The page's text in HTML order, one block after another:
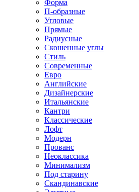
Форма
П-образные
Угловые
Прямые
Радиусные
Скошенные углы
Стиль
Современные
Евро
Английские
Дизайнерские
Итальянские
Кантри
Классические
Лофт
Модерн
Прованс
Неоклассика
Минимализм
Под старину
Скандинавские